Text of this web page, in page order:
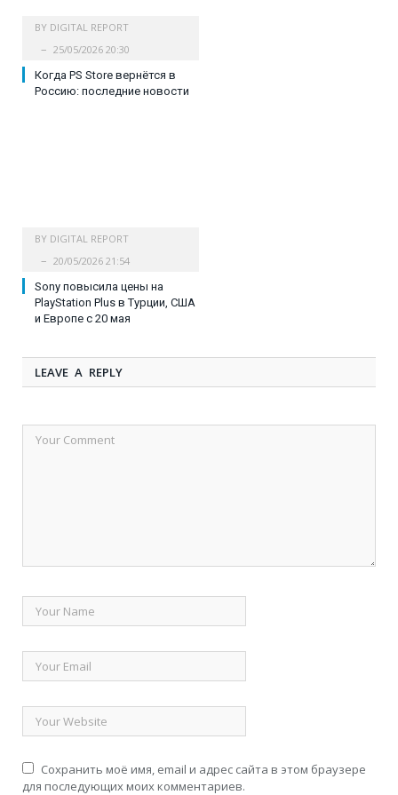
BY DIGITAL REPORT
25/05/2026 20:30
Когда PS Store вернётся в
Россию: последние новости
BY DIGITAL REPORT
20/05/2026 21:54
Sony повысила цены на
PlayStation Plus в Турции, США
и Европе с 20 мая
LEAVE A REPLY
Сохранить моё имя, email и адрес сайта в этом браузере
для последующих моих комментариев.